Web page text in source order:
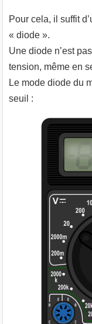
Pour cela, il suffit
« diode ».
Une diode n’est
tension, même en
Le mode diode du
seuil :